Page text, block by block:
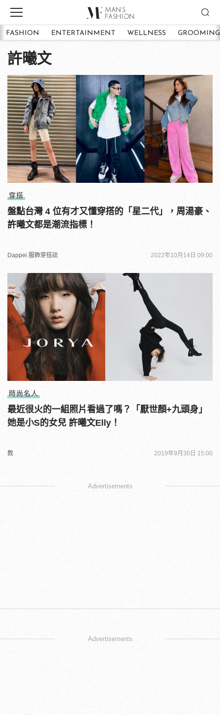
FASHION ENTERTAINMENT WELLNESS GROOMING
許曦文
穿搭
盤點台灣 4 位有才又懂穿搭的「星二代」，周湯豪、
許曦文都是潮流指標！
Dappei 服飾穿搭誌 2022年10月14日 09:00
時尚名人
最近很火的一組照片看過了嗎？「厭世顏+九頭身」
她是小S的女兒 許曦文Elly！
教 2019年9月30日 15:00
Advertisements
Advertisements